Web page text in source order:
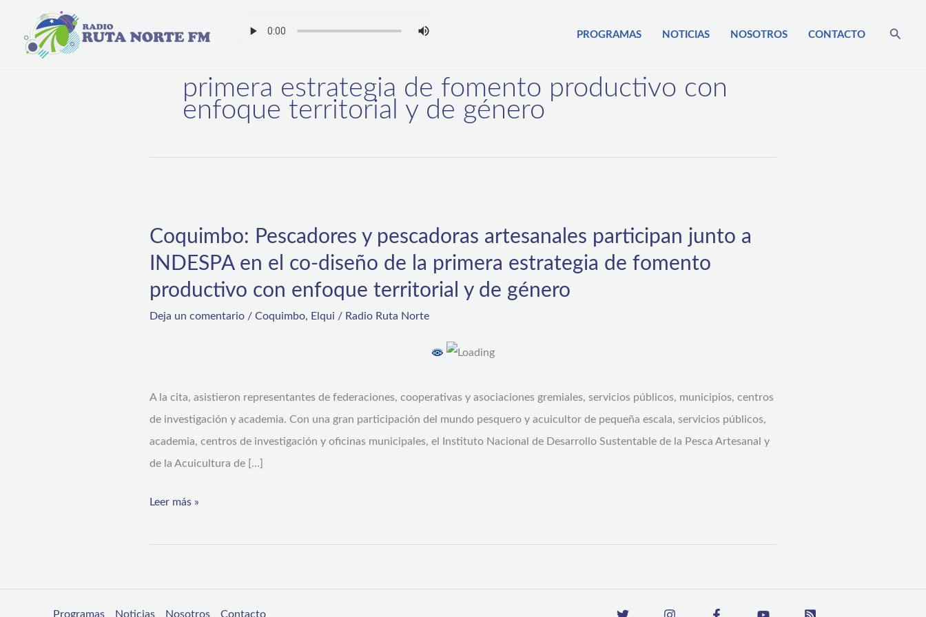
contenido
PROGRAMAS NOTICIAS NOSOTROS CONTACTO Buscar
primera estrategia de fomento productivo con
enfoque territorial y de género
Coquimbo: Pescadores y pescadoras artesanales participan junto a
INDESPA en el co-diseño de la primera estrategia de fomento
productivo con enfoque territorial y de género
Deja un comentario / Coquimbo, Elqui / Radio Ruta Norte
A la cita, asistieron representantes de federaciones, cooperativas y asociaciones gremiales, servicios públicos, municipios, centros
de investigación y academia. Con una gran participación del mundo pesquero y acuicultor de pequeña escala, servicios públicos,
academia, centros de investigación y oficinas municipales, el Instituto Nacional de Desarrollo Sustentable de la Pesca Artesanal y
de la Acuicultura de […]
y
pescadoras
artesanales
en
el
co-
diseño
la
estrategia
fomento
productivo
Leer más »
Programas Noticias Nosotros Contacto